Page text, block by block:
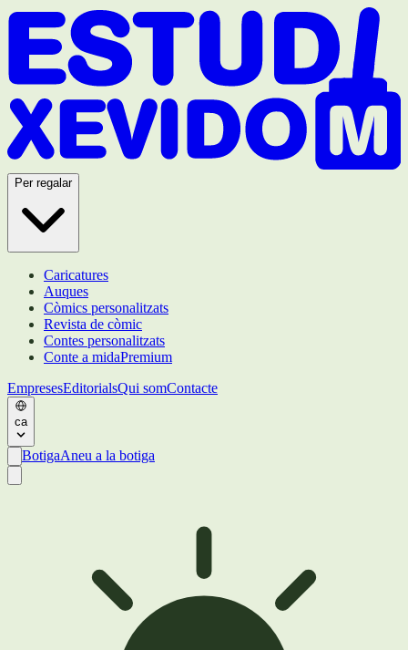
Per regalar
Caricatures
Auques
Còmics personalitzats
Revista de còmic
Contes personalitzats
Conte a midaPremium
EmpresesEditorialsQui somContacte
ca
BotigaAneu a la botiga